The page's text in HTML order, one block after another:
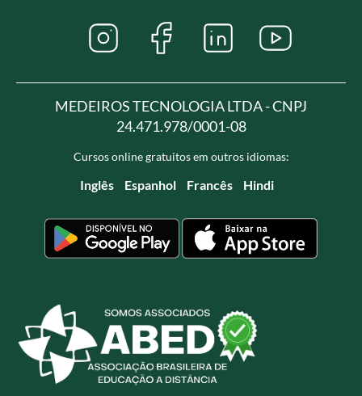
MEDEIROS TECNOLOGIA LTDA - CNPJ
24.471.978/0001-08
Cursos online gratuitos em outros idiomas:
Inglês Espanhol Francês Hindi